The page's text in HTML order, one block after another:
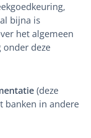
bijna is
het algemeen
deze
(deze
banken in andere